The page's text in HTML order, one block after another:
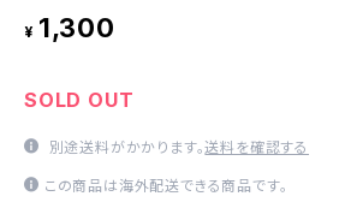
¥ 1,300
SOLD OUT
別途送料がかかります。送料を確認する
この商品は海外配送できる商品です。